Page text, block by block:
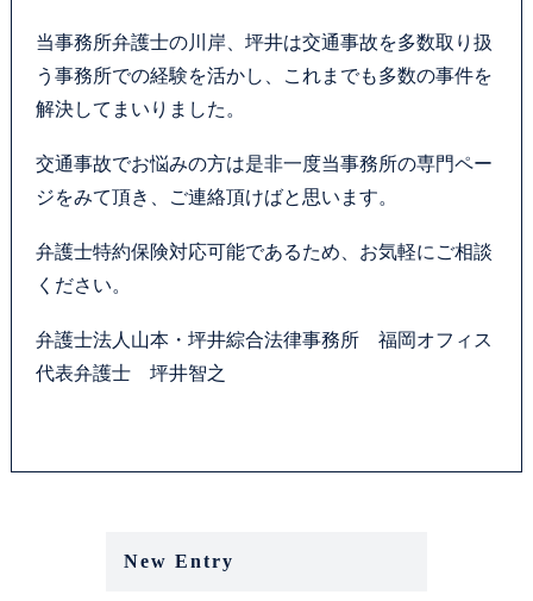
当事務所弁護士の川岸、坪井は交通事故を多数取り扱
う事務所での経験を活かし、これまでも多数の事件を
解決してまいりました。
交通事故でお悩みの方は是非一度当事務所の専門ペー
ジをみて頂き、ご連絡頂けばと思います。
弁護士特約保険対応可能であるため、お気軽にご相談
ください。
弁護士法人山本・坪井綜合法律事務所 福岡オフィス
代表弁護士 坪井智之
New Entry